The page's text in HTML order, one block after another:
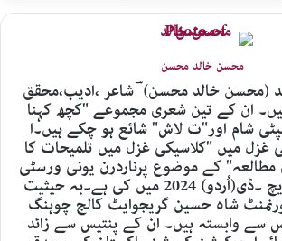
محسن خالد محسن
(محسن خالد محسن) ؔ شاعر ،ادیب،محقق
ہیں۔ ان کے تین شعری مجموعے "کچھ کہنا
شام اور"ت لاش" شائع ہو چکے ہیں۔ا
غزل میں "کلاسیکی غزل میں تلمیحات کا
مطالعہ" کے موضوع پرناردرن یونی ورسٹی
نوشہرہ سے پی ایچ ۔ڈی(اُردو) 2024 میں کی ہے۔بہ حیثیت
شاہ حسین گریجوایٹ کالج چوہنگ
سے وابستہ ہیں۔ ان کے پنتیس سے زائد